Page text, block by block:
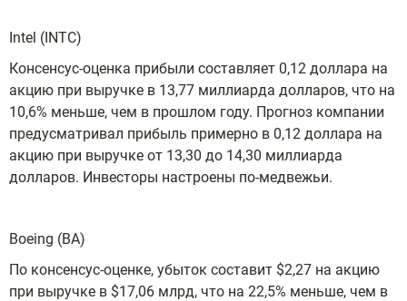
Intel (INTC)
Консенсус-оценка прибыли составляет 0,12 доллара на
акцию при выручке в 13,77 миллиарда долларов, что на
10,6% меньше, чем в прошлом году. Прогноз компании
предусматривал прибыль примерно в 0,12 доллара на
акцию при выручке от 13,30 до 14,30 миллиарда
долларов. Инвесторы настроены по-медвежьи.
Boeing (BA)
По консенсус-оценке, убыток составит $2,27 на акцию
при выручке в $17,06 млрд, что на 22,5% меньше, чем в